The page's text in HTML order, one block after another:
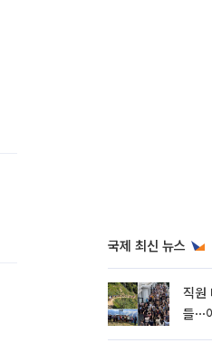
국제 최신 뉴스
직원
들⋯